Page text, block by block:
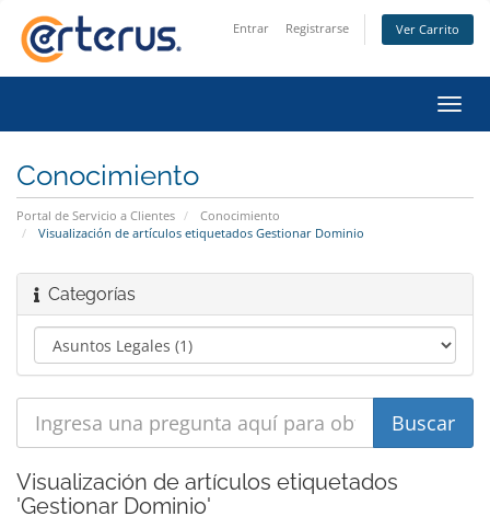
Entrar Registrarse Ver Carrito
Conocimiento
Portal de Servicio a Clientes
Conocimiento
Visualización de artículos etiquetados Gestionar Dominio
Categorías
Visualización de artículos etiquetados
'Gestionar Dominio'